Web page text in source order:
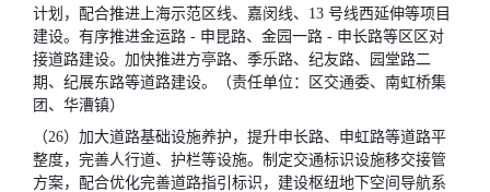
计划，配合推进上海示范区线、嘉闵线、13 号线西延伸等项目
建设。有序推进金运路 - 申昆路、金园一路 - 申长路等区区对
接道路建设。加快推进方亭路、季乐路、纪友路、园堂路二
期、纪展东路等道路建设。（责任单位：区交通委、南虹桥集
团、华漕镇）
（26）加大道路基础设施养护，提升申长路、申虹路等道路平
整度，完善人行道、护栏等设施。制定交通标识设施移交接管
方案，配合优化完善道路指引标识，建设枢纽地下空间导航系